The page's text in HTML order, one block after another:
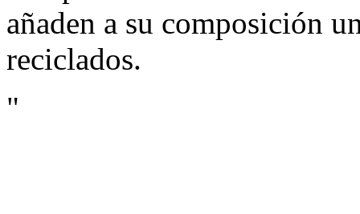
añaden a su composición
reciclados.
"